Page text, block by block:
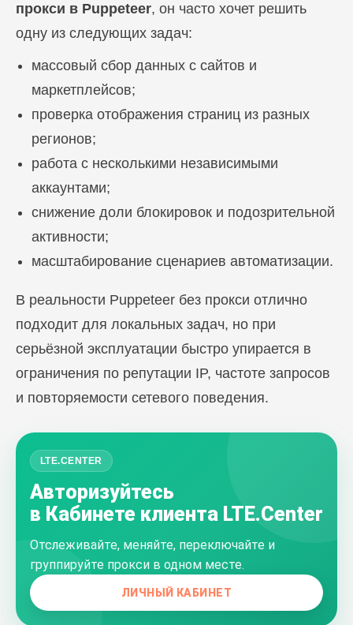
прокси в Puppeteer, он часто хочет решить
одну из следующих задач:
массовый сбор данных с сайтов и
маркетплейсов;
проверка отображения страниц из разных
регионов;
работа с несколькими независимыми
аккаунтами;
снижение доли блокировок и подозрительной
активности;
масштабирование сценариев автоматизации.
В реальности Puppeteer без прокси отлично
подходит для локальных задач, но при
серьёзной эксплуатации быстро упирается в
ограничения по репутации IP, частоте запросов
и повторяемости сетевого поведения.
LTE.CENTER
Авторизуйтесь
в Кабинете клиента LTE.Center
Отслеживайте, меняйте, переключайте и
группируйте прокси в одном месте.
ЛИЧНЫЙ КАБИНЕТ